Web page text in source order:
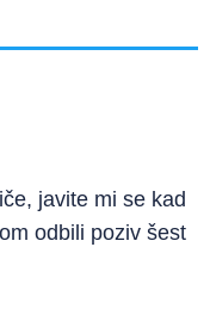
javite mi se kad
odbili poziv šest